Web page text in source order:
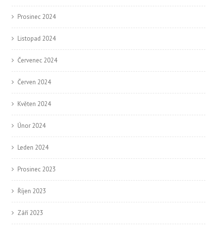
Prosinec 2024
Listopad 2024
Červenec 2024
Červen 2024
Květen 2024
Únor 2024
Leden 2024
Prosinec 2023
Říjen 2023
Září 2023